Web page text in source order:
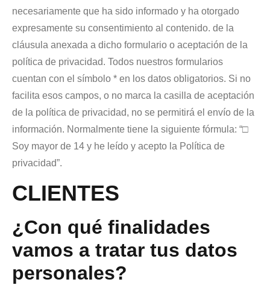
necesariamente que ha sido informado y ha otorgado
expresamente su consentimiento al contenido. de la
cláusula anexada a dicho formulario o aceptación de la
política de privacidad. Todos nuestros formularios
cuentan con el símbolo * en los datos obligatorios. Si no
facilita esos campos, o no marca la casilla de aceptación
de la política de privacidad, no se permitirá el envío de la
información. Normalmente tiene la siguiente fórmula: “□
Soy mayor de 14 y he leído y acepto la Política de
privacidad”.
CLIENTES
¿Con qué finalidades
vamos a tratar tus datos
personales?